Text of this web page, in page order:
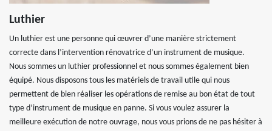
Luthier
Un luthier est une personne qui œuvrer d’une manière strictement
correcte dans l’intervention rénovatrice d’un instrument de musique.
Nous sommes un luthier professionnel et nous sommes également bien
équipé. Nous disposons tous les matériels de travail utile qui nous
permettent de bien réaliser les opérations de remise au bon état de tout
type d’instrument de musique en panne. Si vous voulez assurer la
meilleure exécution de notre ouvrage, nous vous prions de ne pas hésiter à